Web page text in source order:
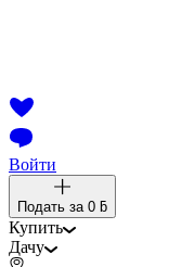
Войти
Подать за 0 ƃ
Купить
Дачу